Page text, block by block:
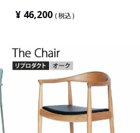
¥ 46,200 税込